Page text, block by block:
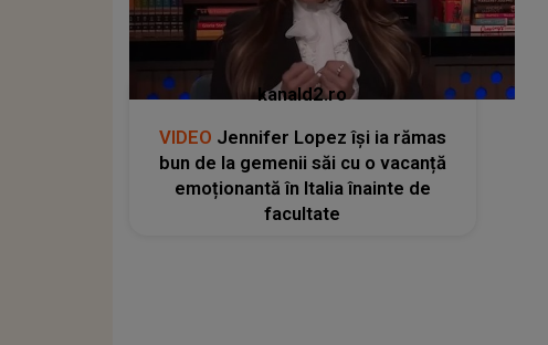
kanald2.ro
VIDEO Jennifer Lopez își ia rămas
bun de la gemenii săi cu o vacanță
emoționantă în Italia înainte de
facultate